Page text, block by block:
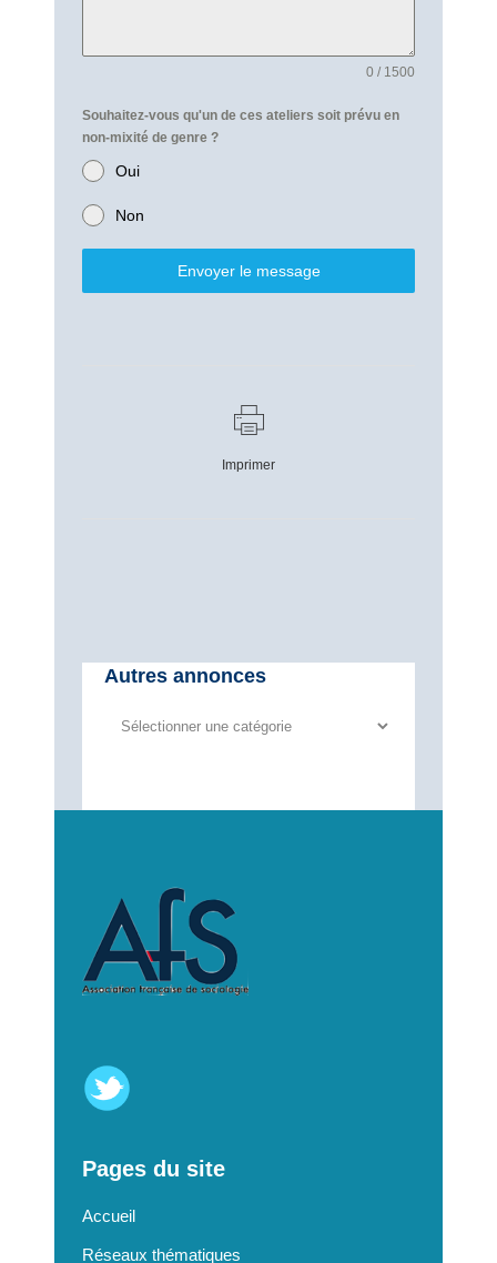
0 / 1500
Souhaitez-vous qu'un de ces ateliers soit prévu en
non-mixité de genre ?
Oui
Non
Envoyer le message
Imprimer
Autres annonces
Autres
Pages du site
Accueil
Réseaux thématiques